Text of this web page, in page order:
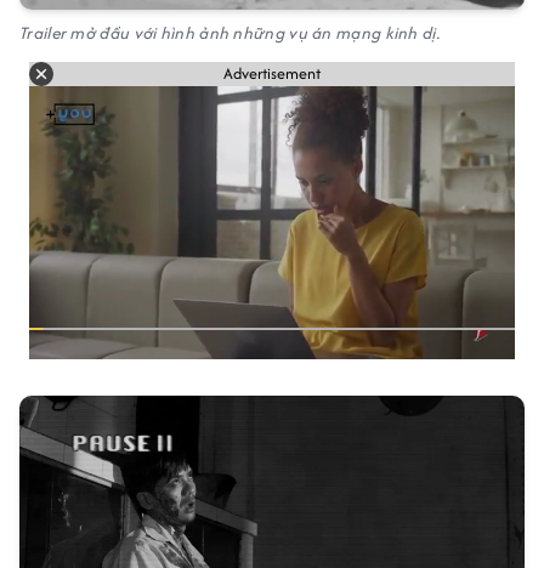
Trailer mở đầu với hình ảnh những vụ án mạng kinh dị.
Advertisement